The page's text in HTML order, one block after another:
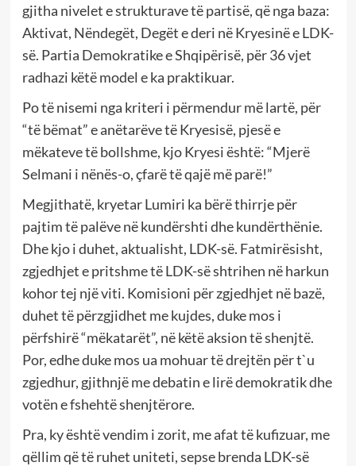
gjitha nivelet e strukturave të partisë, që nga baza:
Aktivat, Nëndegët, Degët e deri në Kryesinë e LDK-
së. Partia Demokratike e Shqipërisë, për 36 vjet
radhazi këtë model e ka praktikuar.
Po të nisemi nga kriteri i përmendur më lartë, për
“të bëmat” e anëtarëve të Kryesisë, pjesë e
mëkateve të bollshme, kjo Kryesi është: “Mjerë
Selmani i nënës-o, çfarë të qajë më parë!”
Megjithatë, kryetar Lumiri ka bërë thirrje për
pajtim të palëve në kundërshti dhe kundërthënie.
Dhe kjo i duhet, aktualisht, LDK-së. Fatmirësisht,
zgjedhjet e pritshme të LDK-së shtrihen në harkun
kohor tej një viti. Komisioni për zgjedhjet në bazë,
duhet të përzgjidhet me kujdes, duke mos i
përfshirë “mëkatarët”, në këtë aksion të shenjtë.
Por, edhe duke mos ua mohuar të drejtën për t`u
zgjedhur, gjithnjë me debatin e lirë demokratik dhe
votën e fshehtë shenjtërore.
Pra, ky është vendim i zorit, me afat të kufizuar, me
qëllim që të ruhet uniteti, sepse brenda LDK-së